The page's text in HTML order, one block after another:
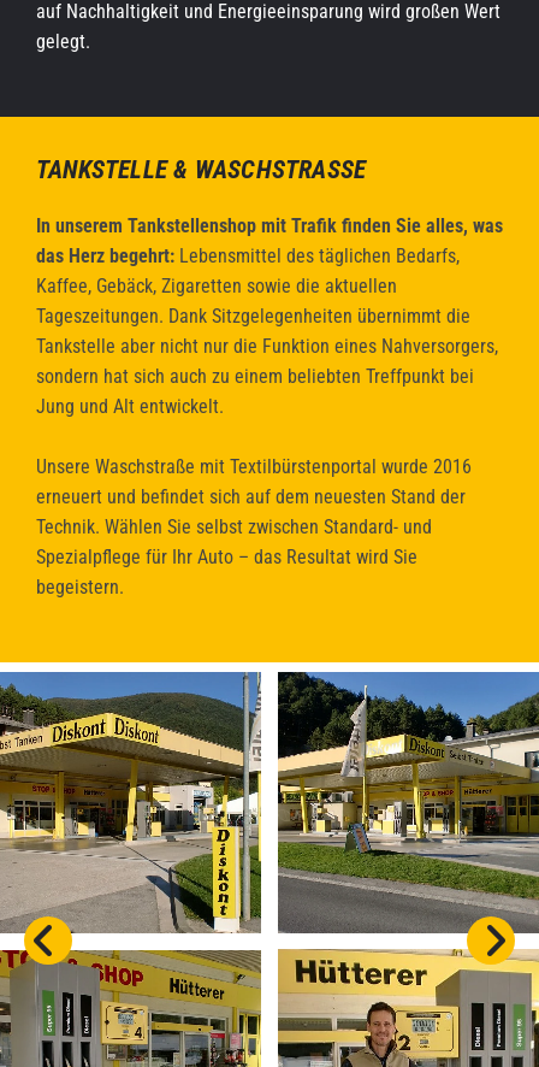
auf Nachhaltigkeit und Energieeinsparung wird großen Wert
gelegt.
TANKSTELLE & WASCHSTRASSE
In unserem Tankstellenshop mit Trafik finden Sie alles, was
das Herz begehrt: Lebensmittel des täglichen Bedarfs,
Kaffee, Gebäck, Zigaretten sowie die aktuellen
Tageszeitungen. Dank Sitzgelegenheiten übernimmt die
Tankstelle aber nicht nur die Funktion eines Nahversorgers,
sondern hat sich auch zu einem beliebten Treffpunkt bei
Jung und Alt entwickelt.
Unsere Waschstraße mit Textilbürstenportal wurde 2016
erneuert und befindet sich auf dem neuesten Stand der
Technik. Wählen Sie selbst zwischen Standard- und
Spezialpflege für Ihr Auto – das Resultat wird Sie
begeistern.